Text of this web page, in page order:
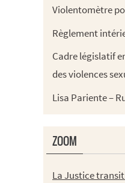
Violentomètre
Règlement
Cadre législatif
des violences
Lisa Pariente –
ZOOM
La Justice